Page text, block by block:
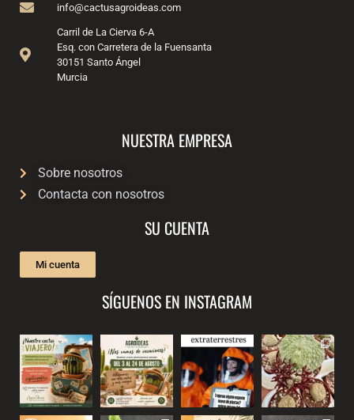
info@cactusagroideas.com
Carril de La Cierva 6-A
Esq. con Carretera de la Fuensanta
30151 Santo Ángel
Murcia
NUESTRA EMPRESA
Sobre nosotros
Contacta con nosotros
SU CUENTA
Mi cuenta
SÍGUENOS EN INSTAGRAM